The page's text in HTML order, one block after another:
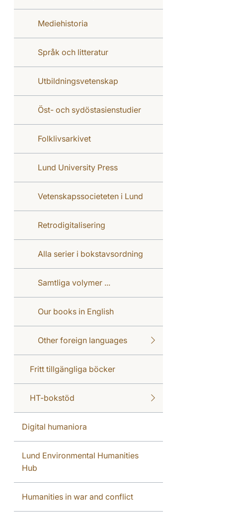
Mediehistoria
Språk och litteratur
Utbildningsvetenskap
Öst- och sydöstasienstudier
Folklivsarkivet
Lund University Press
Vetenskapssocieteten i Lund
Retrodigitalisering
Alla serier i bokstavsordning
Samtliga volymer ...
Our books in English
Other foreign languages
Fritt tillgängliga böcker
HT-bokstöd
Digital humaniora
Lund Environmental Humanities
Hub
Humanities in war and conflict